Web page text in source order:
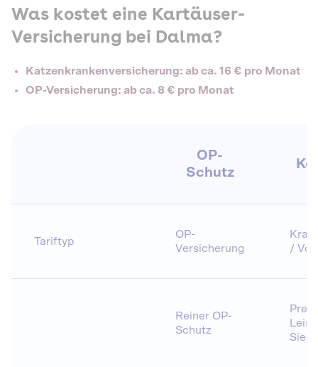
Was kostet eine Kartäuser-
Versicherung bei Dalma?
Katzenkrankenversicherung: ab ca. 16 € pro Monat
OP-Versicherung: ab ca. 8 € pro Monat
OP-
Schutz
Tariftyp
OP-
Versicherung
/
Reiner OP-
Schutz